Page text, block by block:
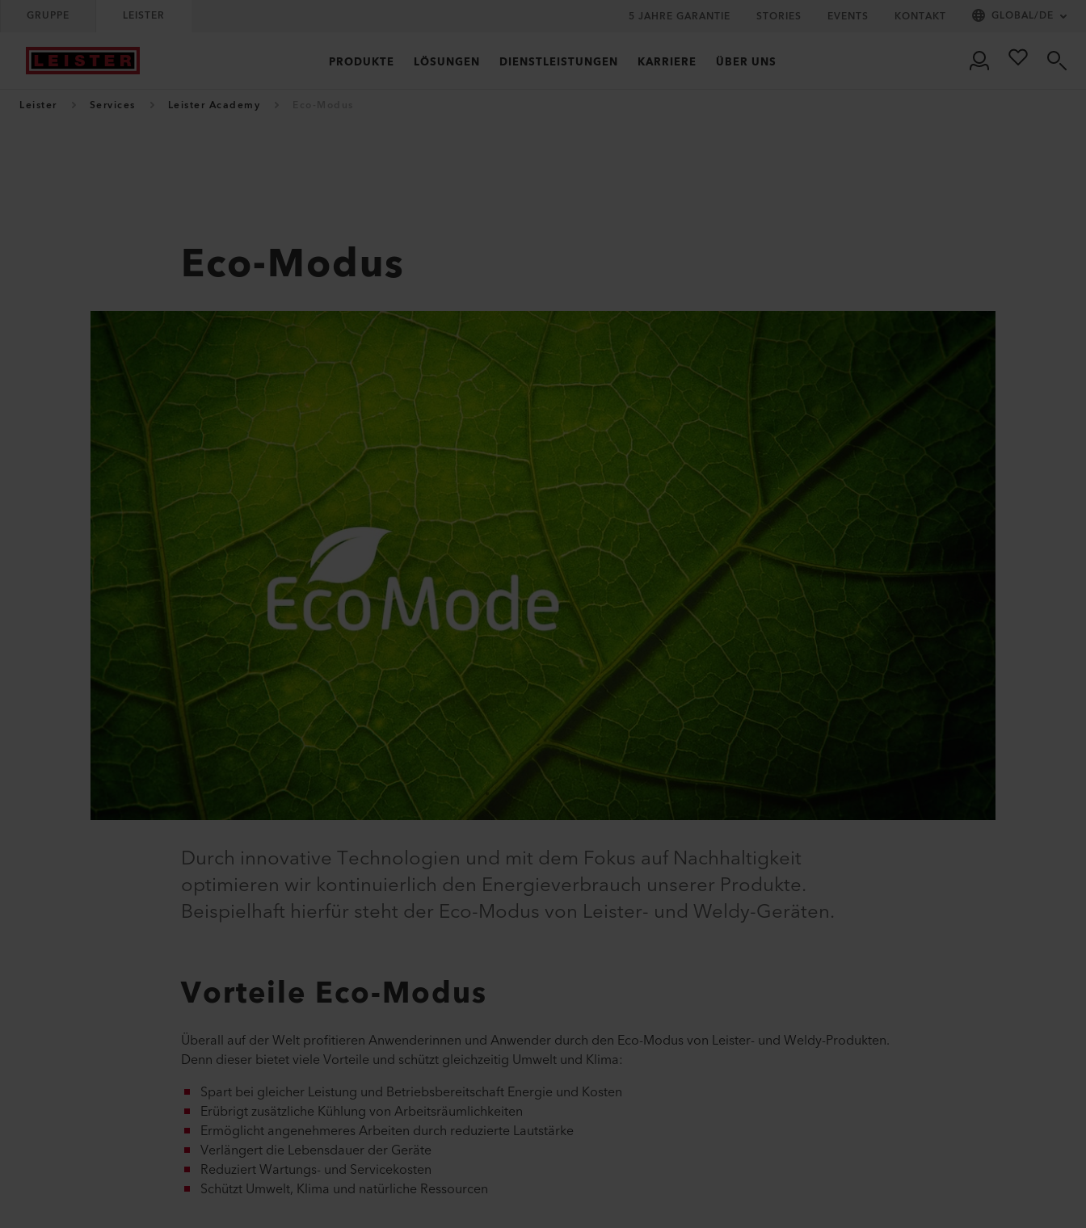
GRUPPE LEISTER 5 JAHRE GARANTIE STORIES EVENTS KONTAKT GLOBAL/DE
PRODUKTE LÖSUNGEN DIENSTLEISTUNGEN KARRIERE ÜBER UNS
Leister Services Leister Academy
Eco-Modus
Durch innovative Technologien und mit dem Fokus auf Nachhaltigkeit
optimieren wir kontinuierlich den Energieverbrauch unserer Produkte.
Beispielhaft hierfür steht der Eco-Modus von Leister- und Weldy-Geräten.
Vorteile Eco-Modus
Überall auf der Welt profitieren Anwenderinnen und Anwender durch den Eco-Modus von Leister- und Weldy-Produkten.
Denn dieser bietet viele Vorteile und schützt gleichzeitig Umwelt und Klima:
Spart bei gleicher Leistung und Betriebsbereitschaft Energie und Kosten
Erübrigt zusätzliche Kühlung von Arbeitsräumlichkeiten
Ermöglicht angenehmeres Arbeiten durch reduzierte Lautstärke
Verlängert die Lebensdauer der Geräte
Reduziert Wartungs- und Servicekosten
Schützt Umwelt, Klima und natürliche Ressourcen